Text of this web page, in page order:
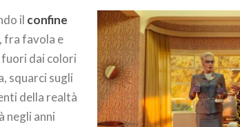
il confine
, fra favola e
dai colori
squarci sugli
della realtà
negli anni